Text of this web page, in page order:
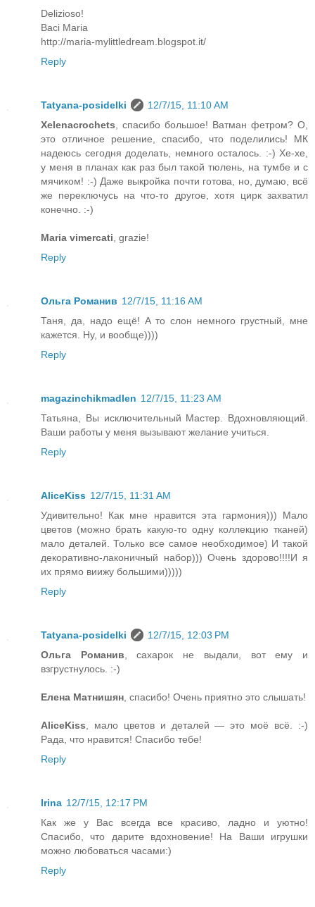
Delizioso!
Baci Maria
http://maria-mylittledream.blogspot.it/
Reply
Tatyana-posidelki
12/7/15, 11:10 AM
Xelenacrochets , спасибо большое! Ватман фетром? О,
это отличное решение, спасибо, что поделились! МК
надеюсь сегодня доделать, немного осталось. :-) Хе-хе,
у меня в планах как раз был такой тюлень, на тумбе и с
мячиком! :-) Даже выкройка почти готова, но, думаю, всё
же переключусь на что-то другое, хотя цирк захватил
конечно. :-)
Maria vimercati , grazie!
Reply
Ольга Романив 12/7/15, 11:16 AM
Таня, да, надо ещё! А то слон немного грустный, мне
кажется. Ну, и вообще))))
Reply
magazinchikmadlen 12/7/15, 11:23 AM
Татьяна, Вы исключительный Мастер. Вдохновляющий.
Ваши работы у меня вызывают желание учиться.
Reply
AliceKiss 12/7/15, 11:31 AM
Удивительно! Как мне нравится эта гармония))) Мало
цветов (можно брать какую-то одну коллекцию тканей)
мало деталей. Только все самое необходимое) И такой
декоративно-лаконичный набор))) Очень здорово!!!!И я
их прямо виижу большими)))))
Reply
Tatyana-posidelki
12/7/15, 12:03 PM
Ольга Романив , сахарок не выдали, вот ему и
взгрустнулось. :-)
Елена Матнишян , спасибо! Очень приятно это слышать!
AliceKiss , мало цветов и деталей — это моё всё. :-)
Рада, что нравится! Спасибо тебе!
Reply
Irina 12/7/15, 12:17 PM
Как же у Вас всегда все красиво, ладно и уютно!
Спасибо, что дарите вдохновение! На Ваши игрушки
можно любоваться часами:)
Reply